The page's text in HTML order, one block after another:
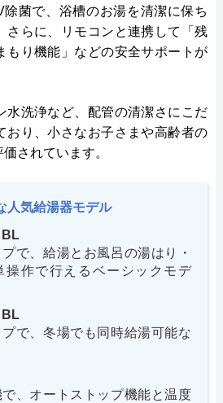
菌で、浴槽のお湯を清潔に保ち
さらに、リモコンと連携して「残
もり機能」などの安全サポートが
水洗浄など、配管の清潔さにこだ
おり、小さなお子さまや高齢者の
されています。
人気給湯器モデル
BL
で、給湯とお風呂の湯はり・
操作で行えるベーシックモデ
BL
で、冬場でも同時給湯可能な
、オートストップ機能と温度